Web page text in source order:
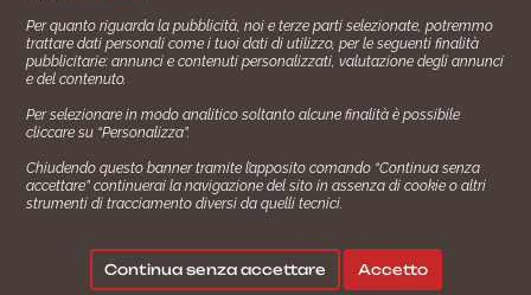
Cucinare.it è un marchio commerciale di Impiego24.it s.r.l.
copyright 2014 - 2024 P.IVA: 03406490130
Azienda certiﬁcata ISO 27001 numero: SNR 73140386/89/I
- Azienda certiﬁcata ISO 9001 numero: SNR
Gestione consensi e categorie merceologiche marketing
Seguici su:
Per quanto riguarda la pubblicità, noi e terze parti selezionate, potremmo
trattare dati personali come i tuoi dati di utilizzo, per le seguenti finalità
pubblicitarie: annunci e contenuti personalizzati, valutazione degli annunci
e del contenuto.
Per selezionare in modo analitico soltanto alcune finalità è possibile
cliccare su “Personalizza”.
Chiudendo questo banner tramite l’apposito comando “Continua senza
accettare” continuerai la navigazione del sito in assenza di cookie o altri
strumenti di tracciamento diversi da quelli tecnici.
Continua senza accettare Accetto